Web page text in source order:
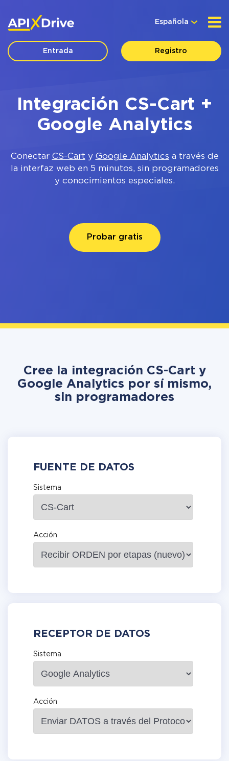
Española
Entrada Registro
Integración CS-Cart +
Google Analytics
Conectar CS-Cart y Google Analytics a través de
la interfaz web en 5 minutos, sin programadores
y conocimientos especiales.
Probar gratis
Cree la integración CS-Cart y
Google Analytics por sí mismo,
sin programadores
FUENTE DE DATOS
Sistema
Acción
RECEPTOR DE DATOS
Sistema
Acción